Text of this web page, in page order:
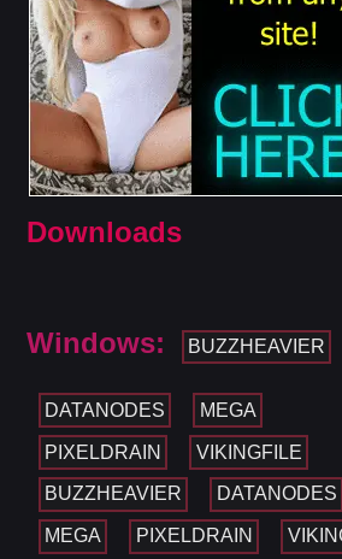
Downloads
Windows: BUZZHEAVIER
DATANODES MEGA
PIXELDRAIN VIKINGFILE
BUZZHEAVIER DATANODES
MEGA PIXELDRAIN